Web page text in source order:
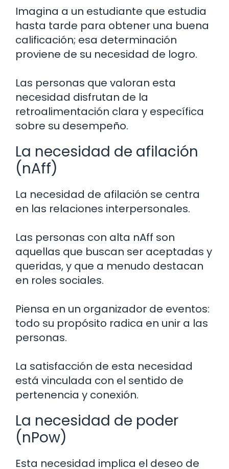
Imagina a un estudiante que estudia
hasta tarde para obtener una buena
calificación; esa determinación
proviene de su necesidad de logro.
Las personas que valoran esta
necesidad disfrutan de la
retroalimentación clara y específica
sobre su desempeño.
La necesidad de afilación
(nAff)
La necesidad de afilación se centra
en las relaciones interpersonales.
Las personas con alta nAff son
aquellas que buscan ser aceptadas y
queridas, y que a menudo destacan
en roles sociales.
Piensa en un organizador de eventos:
todo su propósito radica en unir a las
personas.
La satisfacción de esta necesidad
está vinculada con el sentido de
pertenencia y conexión.
La necesidad de poder
(nPow)
Esta necesidad implica el deseo de